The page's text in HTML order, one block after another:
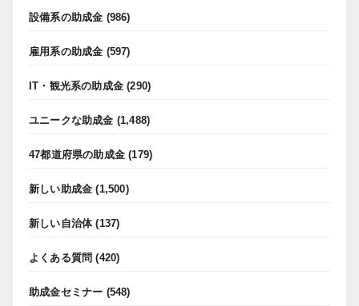
設備系の助成金 (986)
雇用系の助成金 (597)
IT・観光系の助成金 (290)
ユニークな助成金 (1,488)
47都道府県の助成金 (179)
新しい助成金 (1,500)
新しい自治体(137)
よくある質問 (420)
助成金セミナー (548)